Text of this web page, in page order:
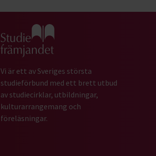
Gå till studiefrämjandets startsida
Vi är ett av Sveriges största
studieförbund med ett brett utbud
av studiecirklar, utbildningar,
kulturarrangemang och
föreläsningar.